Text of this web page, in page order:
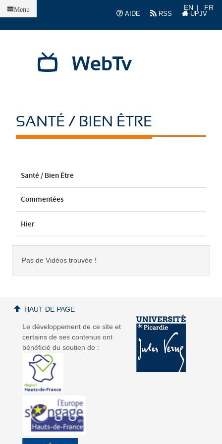
AIDE
RSS UPJV
EN FR
WebTv
Menu
SANTÉ / BIEN ÊTRE
Santé / Bien Être
Commentées
Hier
Pas de Vidéos trouvée !
Le développement de ce site et
certains de ses contenus ont
bénéficié du soutien de :
HAUT DE PAGE